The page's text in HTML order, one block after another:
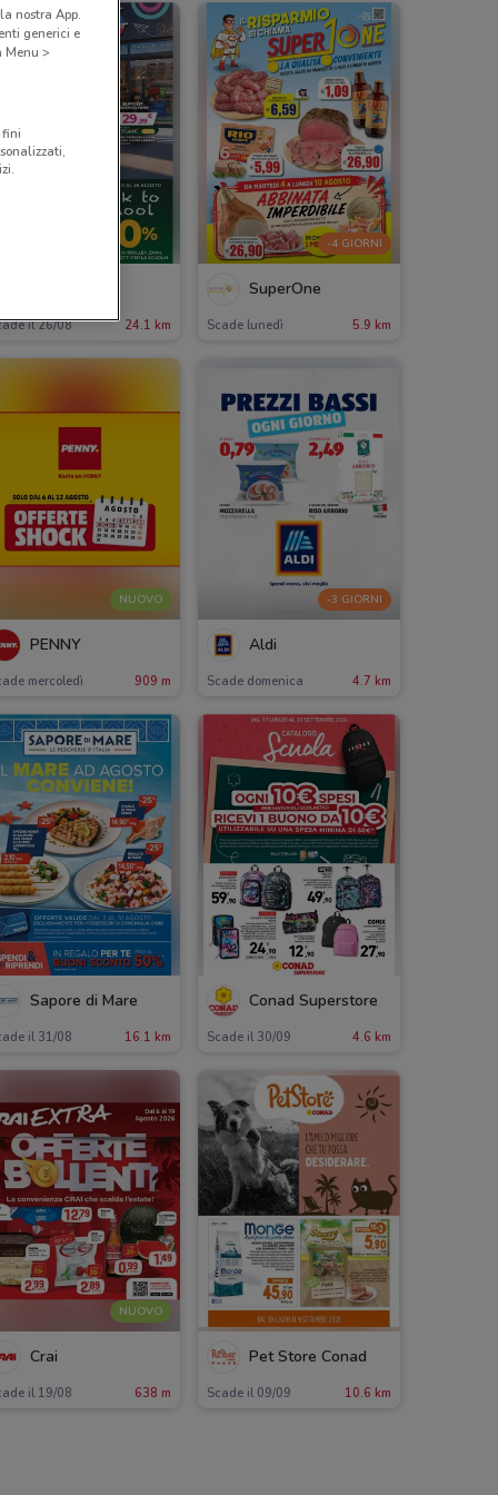
il 26/08 24.1 km
-4 GIORNI
SuperOne
Scade lunedì 5.9 km
NUOVO
PENNY
mercoledì 909 m
-3 GIORNI
Aldi
Scade domenica 4.7 km
Sapore di Mare
il 31/08 16.1 km
Conad Superstore
Scade il 30/09 4.6 km
NUOVO
Crai
il 19/08 638 m
Pet Store Conad
Scade il 09/09 10.6 km
nostra App.
generici e
Menu >
fini